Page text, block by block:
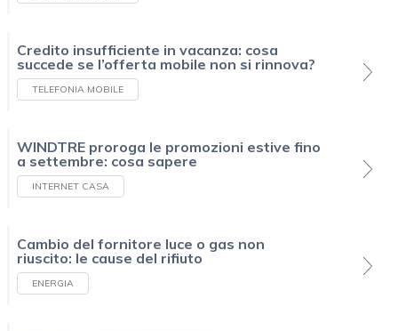
Credito insufficiente in vacanza: cosa
succede se l’offerta mobile non si rinnova?
TELEFONIA MOBILE
WINDTRE proroga le promozioni estive fino
a settembre: cosa sapere
INTERNET CASA
Cambio del fornitore luce o gas non
riuscito: le cause del rifiuto
ENERGIA